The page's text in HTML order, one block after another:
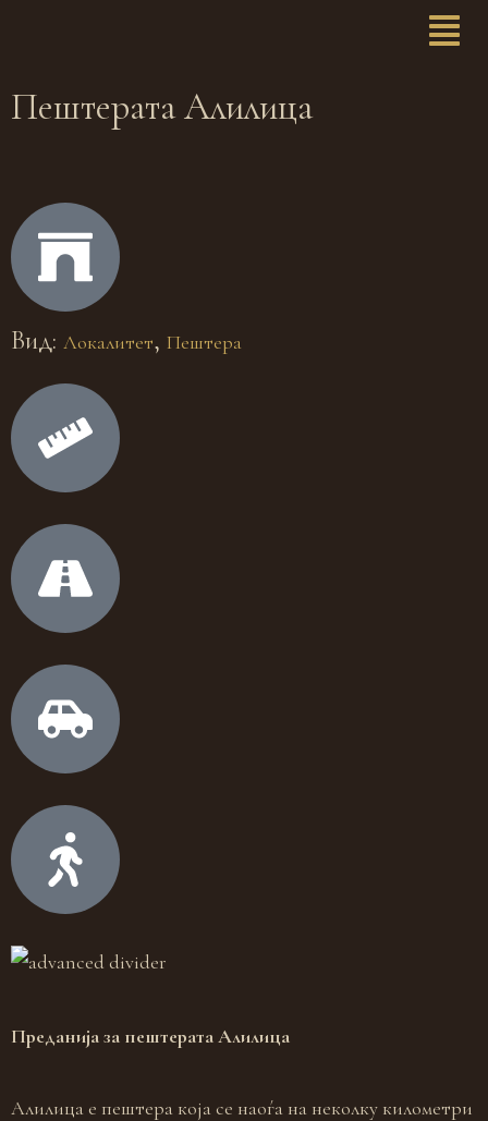
Пештерата Алилица
Вид: Локалитет, Пештера
Преданија за пештерата Алилица
Алилица е пештера која се наоѓа на неколку километри